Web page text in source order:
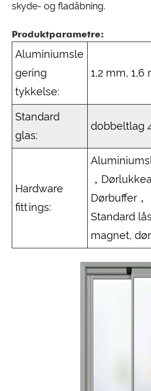
skyde- og fladåbning.
Produktparametre:
Aluminiumsle
gering
tykkelse:
1,2 mm, 1,6
Standard
glas:
dobbeltlag
Hardware
fittings:
，
Dørbuffer，
Standard
magnet,